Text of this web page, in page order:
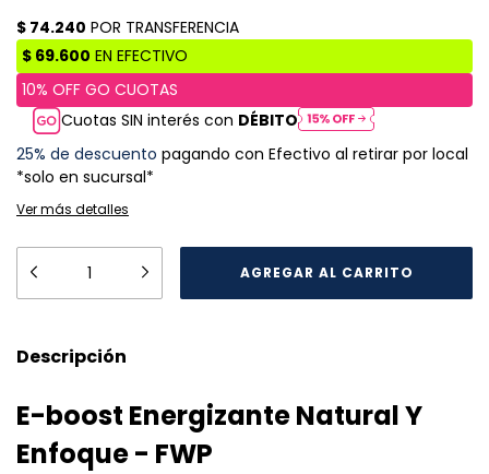
Cuotas SIN interés con DÉBITO
25% de descuento pagando con Efectivo al retirar por local
*solo en sucursal*
Ver más detalles
Descripción
E-boost Energizante Natural Y
Enfoque - FWP